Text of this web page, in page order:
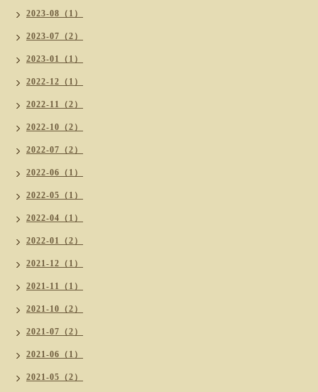
2023-08（1）
2023-07（2）
2023-01（1）
2022-12（1）
2022-11（2）
2022-10（2）
2022-07（2）
2022-06（1）
2022-05（1）
2022-04（1）
2022-01（2）
2021-12（1）
2021-11（1）
2021-10（2）
2021-07（2）
2021-06（1）
2021-05（2）